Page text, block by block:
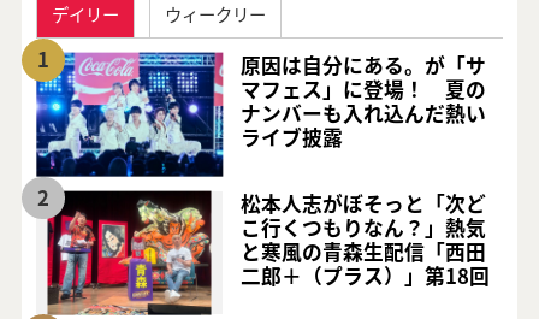
デイリー ウィークリー
1
原因は自分にある。が「サ
マフェス」に登場！ 夏の
ナンバーも入れ込んだ熱い
ライブ披露
2
松本人志がぼそっと「次ど
こ行くつもりなん？」熱気
と寒風の青森生配信「西田
二郎＋（プラス）」第18回